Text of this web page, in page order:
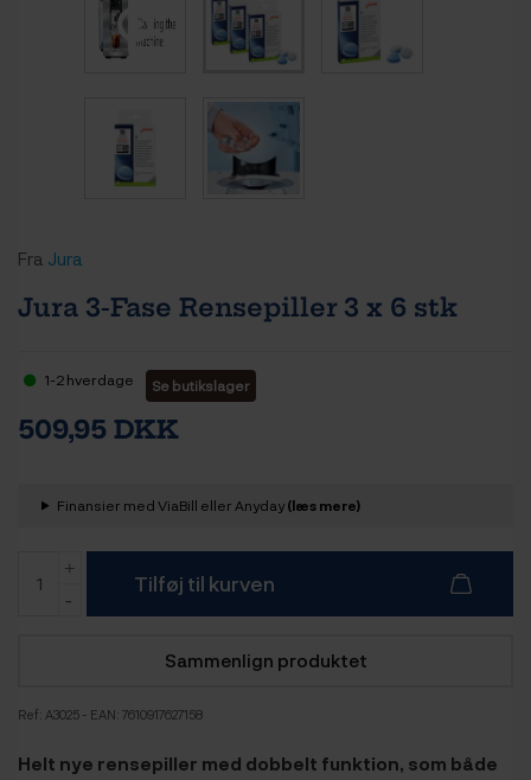
Fra Jura
Jura 3-Fase Rensepiller 3 x 6 stk
1-2 hverdage Se butikslager
509,95 DKK
Finansier med ViaBill eller Anyday(læs mere)
Tilføj til kurven
Sammenlign produktet
Ref: A3025 - EAN: 7610917627158
Helt nye rensepiller med dobbelt funktion, som både